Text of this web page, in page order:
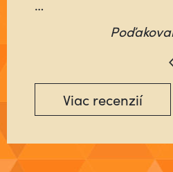
Viac recenzií